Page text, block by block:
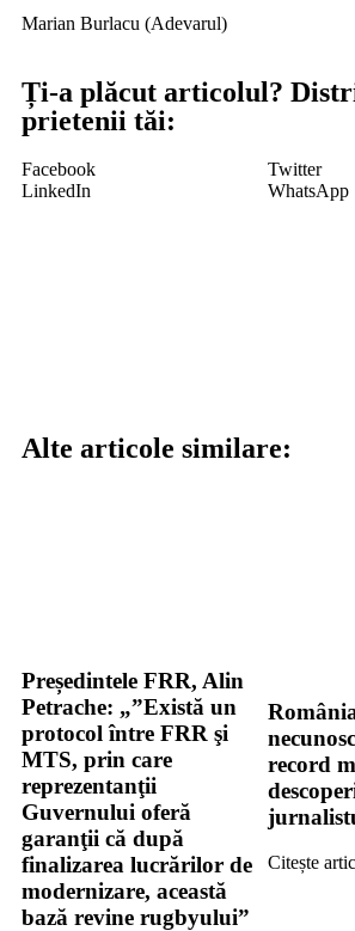
Marian Burlacu (Adevarul)
Ți-a plăcut articolul?
prietenii tăi:
Facebook
Twitter
LinkedIn
WhatsApp
Alte articole similare:
Președintele FRR, Alin
Petrache: „”Există un
protocol între FRR şi
MTS, prin care
reprezentanţii
Guvernului oferă
garanţii că după
finalizarea lucrărilor de
modernizare, această
bază revine rugbyului”
record
Citește